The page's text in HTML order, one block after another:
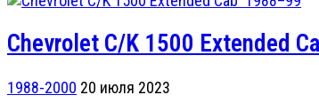
Chevrolet C/K 1500 Extended
1988-2000 20 июля 2023